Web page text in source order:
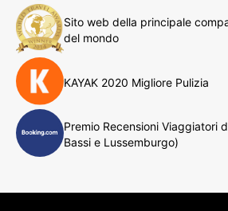
Sito web della principale
del mondo
KAYAK 2020 Migliore Pulizia
Premio Recensioni Viaggiatori
Bassi e Lussemburgo)